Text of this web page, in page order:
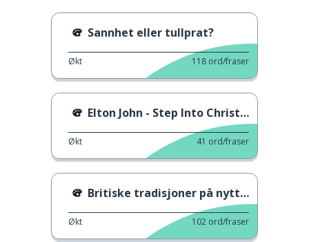
Sannhet eller tullprat?
Økt 118 ord/fraser
Elton John - Step Into Christmas
Økt 41 ord/fraser
Britiske tradisjoner på nyttårsdagen
Økt 102 ord/fraser